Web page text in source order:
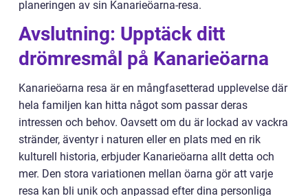
planeringen av sin Kanarieöarna-resa.
Avslutning: Upptäck ditt
drömresmål på Kanarieöarna
Kanarieöarna resa är en mångfasetterad upplevelse där
hela familjen kan hitta något som passar deras
intressen och behov. Oavsett om du är lockad av vackra
stränder, äventyr i naturen eller en plats med en rik
kulturell historia, erbjuder Kanarieöarna allt detta och
mer. Den stora variationen mellan öarna gör att varje
resa kan bli unik och anpassad efter dina personliga